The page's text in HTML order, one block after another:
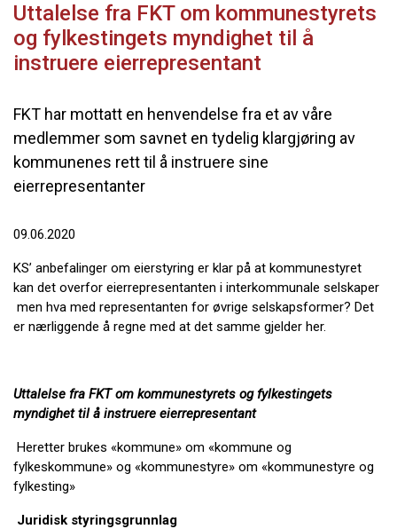
Uttalelse fra FKT om kommunestyrets
og fylkestingets myndighet til å
instruere eierrepresentant
FKT har mottatt en henvendelse fra et av våre
medlemmer som savnet en tydelig klargjøring av
kommunenes rett til å instruere sine
eierrepresentanter
09.06.2020
KS’ anbefalinger om eierstyring er klar på at kommunestyret
kan det overfor eierrepresentanten i interkommunale selskaper
men hva med representanten for øvrige selskapsformer? Det
er nærliggende å regne med at det samme gjelder her.
Uttalelse fra FKT om kommunestyrets og fylkestingets
myndighet til å instruere eierrepresentant
Heretter brukes «kommune» om «kommune og
fylkeskommune» og «kommunestyre» om «kommunestyre og
fylkesting»
Juridisk styringsgrunnlag